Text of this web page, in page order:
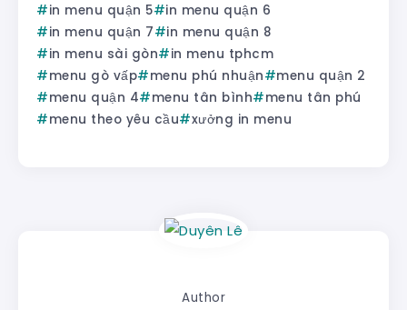
in menu quận 5
in menu quận 6
in menu quận 7
in menu quận 8
in menu sài gòn
in menu tphcm
menu gò vấp
menu phú nhuận
menu quận 2
menu quận 4
menu tân bình
menu tân phú
menu theo yêu cầu
xưởng in menu
Author